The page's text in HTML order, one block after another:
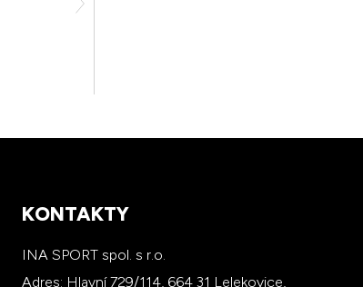
KONTAKTY
INA SPORT spol. s r.o.
Adres: Hlavní 729/114, 664 31 Lelekovice,